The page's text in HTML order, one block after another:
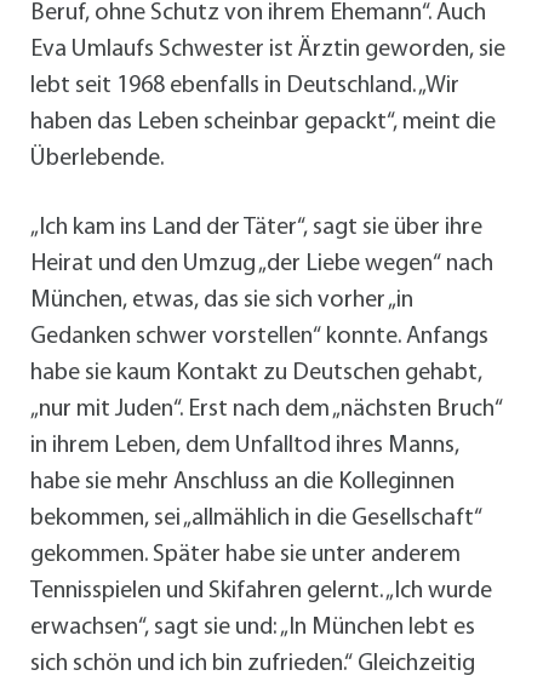
Beruf, ohne Schutz von ihrem Ehemann“. Auch
Eva Umlaufs Schwester ist Ärztin geworden, sie
lebt seit 1968 ebenfalls in Deutschland. „Wir
haben das Leben scheinbar gepackt“, meint die
Überlebende.
„Ich kam ins Land der Täter“, sagt sie über ihre
Heirat und den Umzug „der Liebe wegen“ nach
München, etwas, das sie sich vorher „in
Gedanken schwer vorstellen“ konnte. Anfangs
habe sie kaum Kontakt zu Deutschen gehabt,
„nur mit Juden“. Erst nach dem „nächsten Bruch“
in ihrem Leben, dem Unfalltod ihres Manns,
habe sie mehr Anschluss an die Kolleginnen
bekommen, sei „allmählich in die Gesellschaft“
gekommen. Später habe sie unter anderem
Tennisspielen und Skifahren gelernt. „Ich wurde
erwachsen“, sagt sie und: „In München lebt es
sich schön und ich bin zufrieden.“ Gleichzeitig